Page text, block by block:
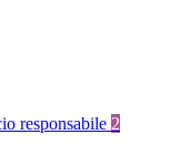
responsabile 2